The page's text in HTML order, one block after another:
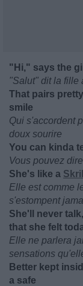
"Hi," says the
"Salut" dit la fille
That pairs
smile
Qui s'accordent
doux sourire
You can kinda
Vous pouvez
She's like a
Elle est comme
s'estompent
She'll never
that she felt
Elle ne parlera
sensations
Better kept
a safe